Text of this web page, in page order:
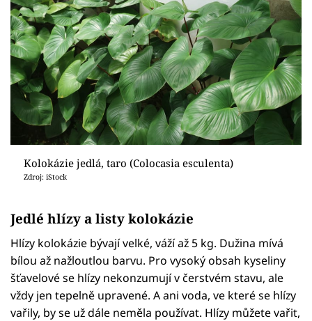
Kolokázie jedlá, taro (Colocasia esculenta)
Zdroj: iStock
Jedlé hlízy a listy kolokázie
Hlízy kolokázie bývají velké, váží až 5 kg. Dužina mívá
bílou až nažloutlou barvu. Pro vysoký obsah kyseliny
šťavelové se hlízy nekonzumují v čerstvém stavu, ale
vždy jen tepelně upravené. A ani voda, ve které se hlízy
vařily, by se už dále neměla používat. Hlízy můžete vařit,